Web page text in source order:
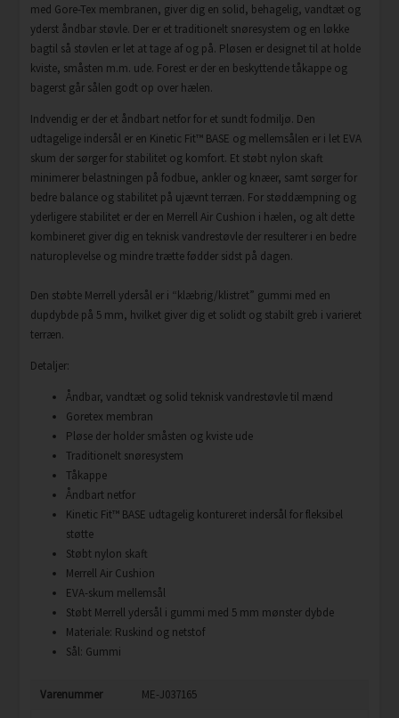
med Gore-Tex membranen, giver dig en solid, behagelig, vandtæt og
yderst åndbar støvle. Der er et traditionelt snøresystem og en løkke
bagtil så støvlen er let at tage af og på. Pløsen er designet til at holde
kviste, småsten m.m. ude. Forest er der en beskyttende tåkappe og
bagerst går sålen godt op over hælen.
Indvendig er der et åndbart netfor for et sundt fodmiljø. Den
udtagelige indersål er en Kinetic Fit™ BASE og mellemsålen er i let EVA
skum der sørger for stabilitet og komfort. Et støbt nylon skaft
minimerer belastningen på fodbue, ankler og knæer, samt sørger for
bedre balance og stabilitet på ujævnt terræn. For støddæmpning og
yderligere stabilitet er der en Merrell Air Cushion i hælen, og alt dette
kombineret giver dig en teknisk vandrestøvle der resulterer i en bedre
naturoplevelse og mindre trætte fødder sidst på dagen.
Den støbte Merrell ydersål er i “klæbrig/klistret” gummi med en
dupdybde på 5 mm, hvilket giver dig et solidt og stabilt greb i varieret
terræn.
Detaljer:
Åndbar, vandtæt og solid teknisk vandrestøvle til mænd
Goretex membran
Pløse der holder småsten og kviste ude
Traditionelt snøresystem
Tåkappe
Åndbart netfor
Kinetic Fit™ BASE udtagelig kontureret indersål for fleksibel
støtte
Støbt nylon skaft
Merrell Air Cushion
EVA-skum mellemsål
Støbt Merrell ydersål i gummi med 5 mm mønster dybde
Materiale: Ruskind og netstof
Sål: Gummi
Varenummer
ME-J037165